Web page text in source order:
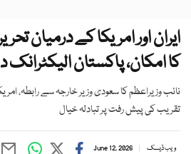
ایران اور امریکا کے درمیان
کا امکان، پاکستان
نائب وزیراعظم کا سعودی وزیر خارجہ سے رابطہ،
تقریب کی پیش رفت پر تبادلہ خیال
ویب ڈیسک June 12, 2026